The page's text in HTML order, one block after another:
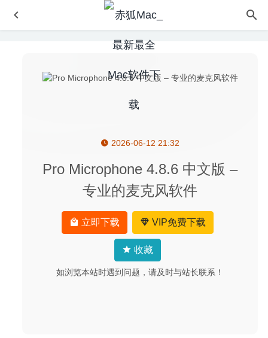
2026-06-12 21:32
Pro Microphone 4.8.6 中文版 –
专业的麦克风软件
立即下载 VIP免费下载
收藏
如浏览本站时遇到问题，请及时与站长联系！
Zoommy 3.2.1 for Mac中文版-全球高清图片素材下载神器
AltTab 4.12.1 中文版-窗口快速切换神器 2020-08-04
4K YouTube to MP3 26.6.3 – 在线音乐转换及下载器
Soulver 3.16.3 – 在文本中计算的多功能计算器
Sticky 2.4 – 笔记便笺式软件 2026-05-30